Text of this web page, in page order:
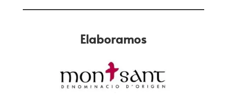
Elaboramos